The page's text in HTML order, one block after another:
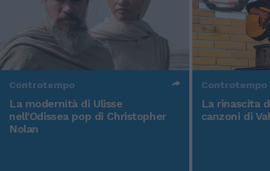
Controtempo
La modernità di Ulisse
nell'Odissea pop di Christopher
Nolan
Controtempo
La rinascita
canzoni di